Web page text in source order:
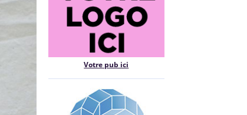
Votre pub ici